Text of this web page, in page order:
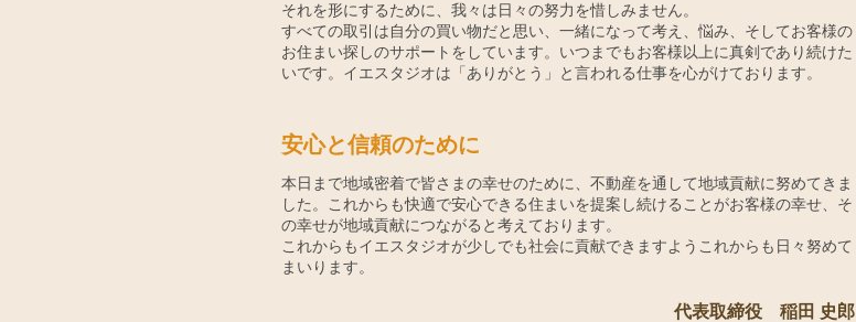
それを形にするために、我々は日々の努力を惜しみません。
すべての取引は自分の買い物だと思い、一緒になって考え、悩み、そしてお客様の
お住まい探しのサポートをしています。いつまでもお客様以上に真剣であり続けた
いです。イエスタジオは「ありがとう」と言われる仕事を心がけております。
安心と信頼のために
本日まで地域密着で皆さまの幸せのために、不動産を通して地域貢献に努めてきま
した。これからも快適で安心できる住まいを提案し続けることがお客様の幸せ、そ
の幸せが地域貢献につながると考えております。
これからもイエスタジオが少しでも社会に貢献できますようこれからも日々努めて
まいります。
代表取締役 稲田 史郎